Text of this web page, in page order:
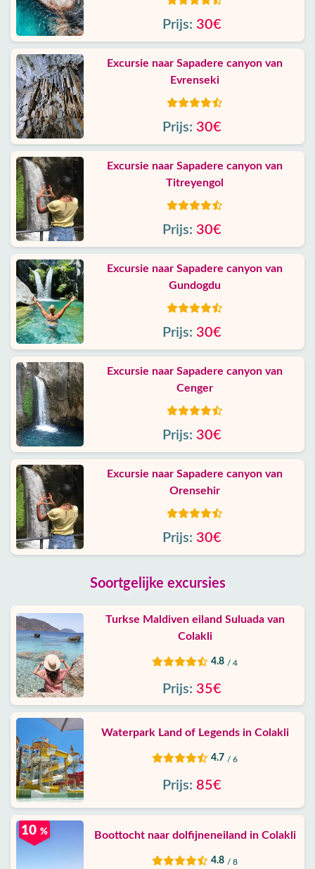
Prijs: 30€
Excursie naar Sapadere canyon van
Evrenseki
Prijs: 30€
Excursie naar Sapadere canyon van
Titreyengol
Prijs: 30€
Excursie naar Sapadere canyon van
Gundogdu
Prijs: 30€
Excursie naar Sapadere canyon van
Cenger
Prijs: 30€
Excursie naar Sapadere canyon van
Orensehir
Prijs: 30€
Soortgelijke excursies
Turkse Maldiven eiland Suluada van
Colakli
4.8 / 4
Prijs: 35€
Waterpark Land of Legends in Colakli
4.7 / 6
Prijs: 85€
Boottocht naar dolfijneneiland in Colakli
4.8 / 8
10 %